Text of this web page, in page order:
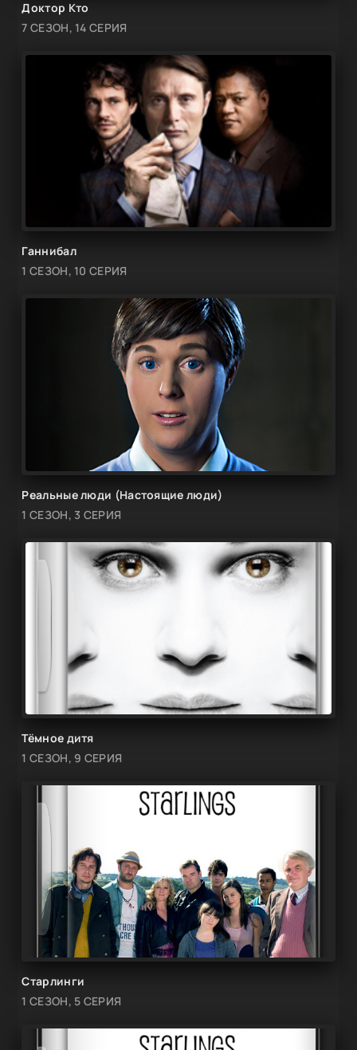
Доктор Кто
7 СЕЗОН, 14 СЕРИЯ
Ганнибал
1 СЕЗОН, 10 СЕРИЯ
Реальные люди (Настоящие люди)
1 СЕЗОН, 3 СЕРИЯ
Тёмное дитя
1 СЕЗОН, 9 СЕРИЯ
Старлинги
1 СЕЗОН, 5 СЕРИЯ